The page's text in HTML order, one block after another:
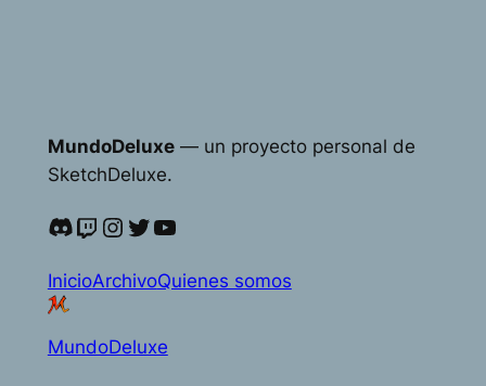
MundoDeluxe— un proyecto personal de
SketchDeluxe.
Discord
Twitch
Instagram
Twitter
YouTube
InicioArchivoQuienes somos
MundoDeluxe